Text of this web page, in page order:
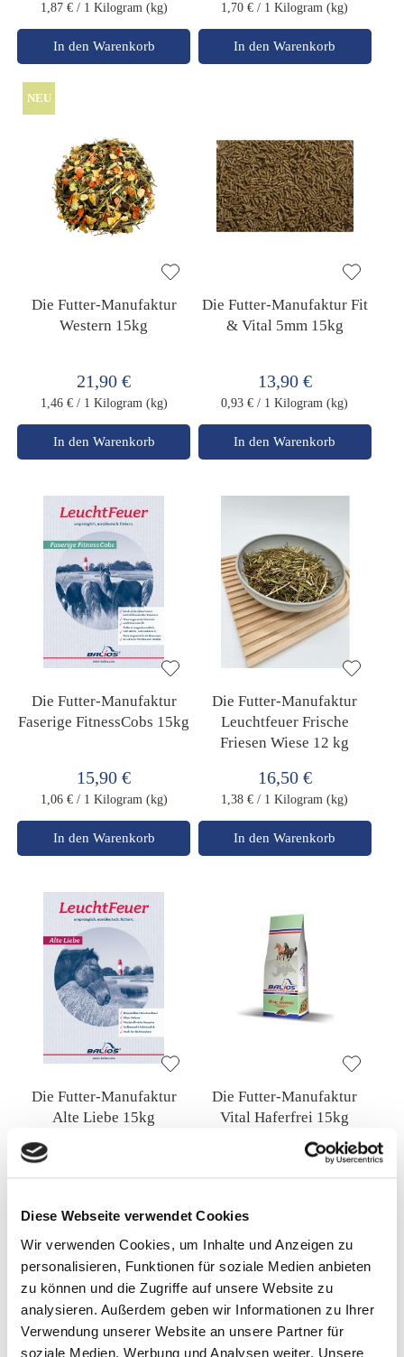
Diese Webseite verwendet Cookies
Wir verwenden Cookies, um Inhalte und Anzeigen zu
personalisieren, Funktionen für soziale Medien anbieten
zu können und die Zugriffe auf unsere Website zu
analysieren. Außerdem geben wir Informationen zu Ihrer
Verwendung unserer Website an unsere Partner für
soziale Medien, Werbung und Analysen weiter. Unsere
1,87 € / 1 Kilogram (kg)
In den Warenkorb
1,70 € / 1 Kilogram (kg)
In den Warenkorb
NEU
Die Futter-Manufaktur
Western 15kg
21,90 €
1,46 € / 1 Kilogram (kg)
In den Warenkorb
Die Futter-Manufaktur Fit
& Vital 5mm 15kg
13,90 €
0,93 € / 1 Kilogram (kg)
In den Warenkorb
Die Futter-Manufaktur
Faserige FitnessCobs 15kg
15,90 €
1,06 € / 1 Kilogram (kg)
In den Warenkorb
Die Futter-Manufaktur
Leuchtfeuer Frische
Friesen Wiese 12 kg
16,50 €
1,38 € / 1 Kilogram (kg)
In den Warenkorb
Die Futter-Manufaktur
Alte Liebe 15kg
24,50 €
Die Futter-Manufaktur
Vital Haferfrei 15kg
13,90 €